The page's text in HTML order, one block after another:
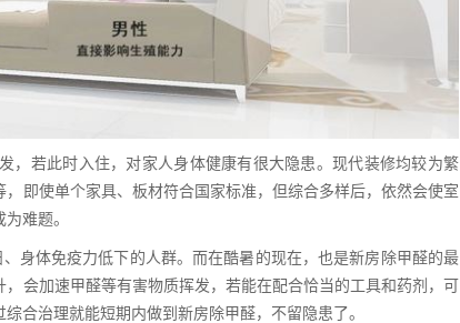
，若此时入住，对家人身体健康有很大隐患。现代装修均较为繁
即使单个家具、板材符合国家标准，但综合多样后，依然会使室
难题。
身体免疫力低下的人群。而在酷暑的现在，也是新房除甲醛的最
会加速甲醛等有害物质挥发，若能在配合恰当的工具和药剂，可
合治理就能短期内做到新房除甲醛，不留隐患了。